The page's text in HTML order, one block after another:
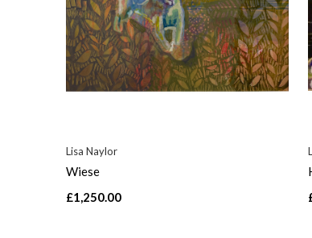
Lisa Naylor
Wiese
£1,250.00